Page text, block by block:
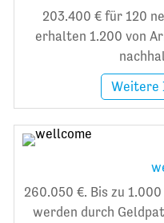
203.400 € für 120
erhalten 1.200 von
Weitere
260.050 €. Bis zu
werden durch